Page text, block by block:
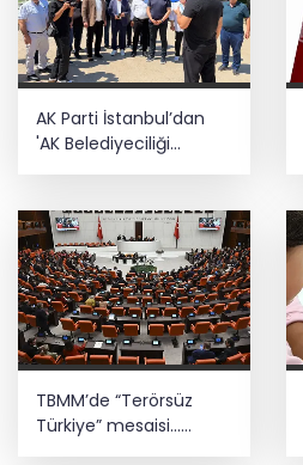
AK Parti İstanbul’dan
'AK Belediyeciliği
TBMM’de “Terörsüz
Türkiye” mesaisi...